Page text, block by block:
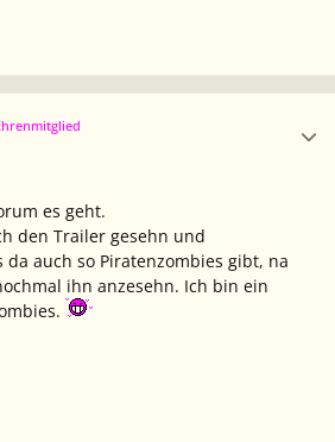
es geht.
den Trailer gesehn und
da auch so Piratenzombies gibt, na
ihn anzesehn. Ich bin ein